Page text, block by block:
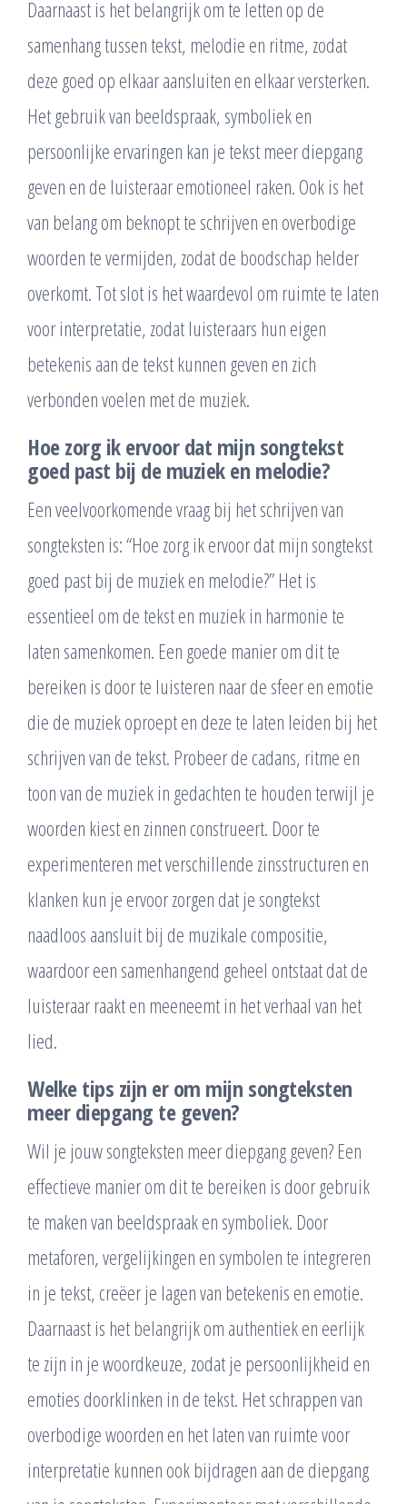
Daarnaast is het belangrijk om te letten op de
samenhang tussen tekst, melodie en ritme, zodat
deze goed op elkaar aansluiten en elkaar versterken.
Het gebruik van beeldspraak, symboliek en
persoonlijke ervaringen kan je tekst meer diepgang
geven en de luisteraar emotioneel raken. Ook is het
van belang om beknopt te schrijven en overbodige
woorden te vermijden, zodat de boodschap helder
overkomt. Tot slot is het waardevol om ruimte te laten
voor interpretatie, zodat luisteraars hun eigen
betekenis aan de tekst kunnen geven en zich
verbonden voelen met de muziek.
Hoe zorg ik ervoor dat mijn songtekst
goed past bij de muziek en melodie?
Een veelvoorkomende vraag bij het schrijven van
songteksten is: “Hoe zorg ik ervoor dat mijn songtekst
goed past bij de muziek en melodie?” Het is
essentieel om de tekst en muziek in harmonie te
laten samenkomen. Een goede manier om dit te
bereiken is door te luisteren naar de sfeer en emotie
die de muziek oproept en deze te laten leiden bij het
schrijven van de tekst. Probeer de cadans, ritme en
toon van de muziek in gedachten te houden terwijl je
woorden kiest en zinnen construeert. Door te
experimenteren met verschillende zinsstructuren en
klanken kun je ervoor zorgen dat je songtekst
naadloos aansluit bij de muzikale compositie,
waardoor een samenhangend geheel ontstaat dat de
luisteraar raakt en meeneemt in het verhaal van het
lied.
Welke tips zijn er om mijn songteksten
meer diepgang te geven?
Wil je jouw songteksten meer diepgang geven? Een
effectieve manier om dit te bereiken is door gebruik
te maken van beeldspraak en symboliek. Door
metaforen, vergelijkingen en symbolen te integreren
in je tekst, creëer je lagen van betekenis en emotie.
Daarnaast is het belangrijk om authentiek en eerlijk
te zijn in je woordkeuze, zodat je persoonlijkheid en
emoties doorklinken in de tekst. Het schrappen van
overbodige woorden en het laten van ruimte voor
interpretatie kunnen ook bijdragen aan de diepgang